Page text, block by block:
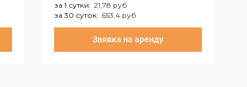
за 1 сутки: 21,78 руб
за 30 суток: 653,4 руб
за 30 суток: 653,4 руб
Заявка на аренду